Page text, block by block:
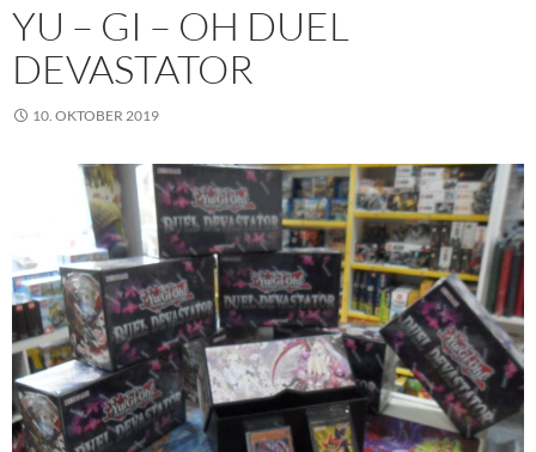
YU – GI – OH DUEL
DEVASTATOR
10. OKTOBER 2019